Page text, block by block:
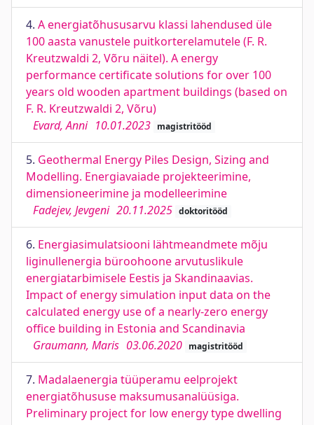
4. A energiatõhususarvu klassi lahendused üle
100 aasta vanustele puitkorterelamutele (F. R.
Kreutzwaldi 2, Võru näitel). A energy
performance certificate solutions for over 100
years old wooden apartment buildings (based on
F. R. Kreutzwaldi 2, Võru)
Evard, Anni 10.01.2023 magistritööd
5. Geothermal Energy Piles Design, Sizing and
Modelling. Energiavaiade projekteerimine,
dimensioneerimine ja modelleerimine
Fadejev, Jevgeni 20.11.2025 doktoritööd
6. Energiasimulatsiooni lähtmeandmete mõju
liginullenergia büroohoone arvutuslikule
energiatarbimisele Eestis ja Skandinaavias.
Impact of energy simulation input data on the
calculated energy use of a nearly-zero energy
office building in Estonia and Scandinavia
Graumann, Maris 03.06.2020 magistritööd
7. Madalaenergia tüüperamu eelprojekt
energiatõhususe maksumusanalüüsiga.
Preliminary project for low energy type dwelling